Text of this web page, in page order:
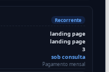
Recorrente
landing page
landing page
3
sob consulta
Pagamento mensal